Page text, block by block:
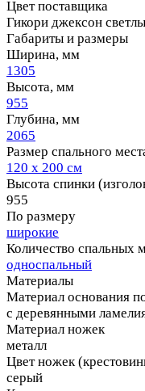
Цвет поставщика
Гикори джексон
Габариты и размеры
Ширина, мм
1305
Высота, мм
955
Глубина, мм
2065
Размер спального
120 х 200 см
Высота спинки
955
По размеру
широкие
Количество спальных
односпальный
Материалы
Материал основания
с деревянными
Материал ножек
металл
Цвет ножек
серый